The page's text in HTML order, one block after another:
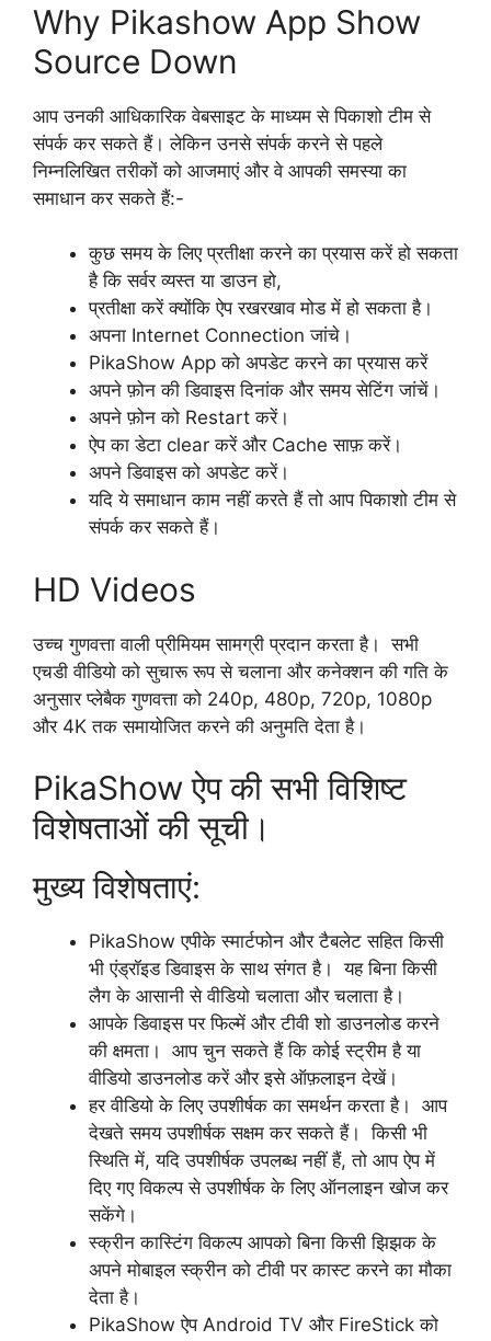
Why Pikashow App Show
Source Down
आप उनकी आधिकारिक वेबसाइट के माध्यम से पिकाशो टीम से
संपर्क कर सकते हैं। लेकिन उनसे संपर्क करने से पहले
निम्नलिखित तरीकों को आजमाएं और वे आपकी समस्या का
समाधान कर सकते हैं:-
कुछ समय के लिए प्रतीक्षा करने का प्रयास करें हो सकता
है कि सर्वर व्यस्त या डाउन हो,
प्रतीक्षा करें क्योंकि ऐप रखरखाव मोड में हो सकता है।
अपना Internet Connection जांचे।
PikaShow App को अपडेट करने का प्रयास करें
अपने फ़ोन की डिवाइस दिनांक और समय सेटिंग जांचें।
अपने फ़ोन को Restart करें।
ऐप का डेटा clear करें और Cache साफ़ करें।
अपने डिवाइस को अपडेट करें।
यदि ये समाधान काम नहीं करते हैं तो आप पिकाशो टीम से
संपर्क कर सकते हैं।
HD Videos
उच्च गुणवत्ता वाली प्रीमियम सामग्री प्रदान करता है। सभी
एचडी वीडियो को सुचारू रूप से चलाना और कनेक्शन की गति के
अनुसार प्लेबैक गुणवत्ता को 240p, 480p, 720p, 1080p
और 4K तक समायोजित करने की अनुमति देता है।
PikaShow ऐप की सभी विशिष्ट
विशेषताओं की सूची।
मुख्य विशेषताएं:
PikaShow एपीके स्मार्टफोन और टैबलेट सहित किसी
भी एंड्रॉइड डिवाइस के साथ संगत है। यह बिना किसी
लैग के आसानी से वीडियो चलाता और चलाता है।
आपके डिवाइस पर फिल्में और टीवी शो डाउनलोड करने
की क्षमता। आप चुन सकते हैं कि कोई स्ट्रीम है या
वीडियो डाउनलोड करें और इसे ऑफ़लाइन देखें।
हर वीडियो के लिए उपशीर्षक का समर्थन करता है। आप
देखते समय उपशीर्षक सक्षम कर सकते हैं। किसी भी
स्थिति में, यदि उपशीर्षक उपलब्ध नहीं हैं, तो आप ऐप में
दिए गए विकल्प से उपशीर्षक के लिए ऑनलाइन खोज कर
सकेंगे।
स्क्रीन कास्टिंग विकल्प आपको बिना किसी झिझक के
अपने मोबाइल स्क्रीन को टीवी पर कास्ट करने का मौका
देता है।
PikaShow ऐप Android TV और FireStick को